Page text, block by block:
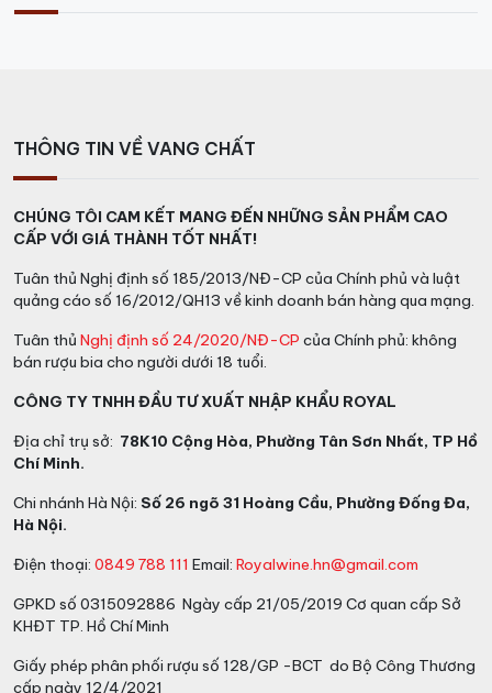
THÔNG TIN VỀ VANG CHẤT
CHÚNG TÔI CAM KẾT MANG ĐẾN NHỮNG SẢN PHẨM CAO
CẤP VỚI GIÁ THÀNH TỐT NHẤT!
Tuân thủ Nghị định số 185/2013/NĐ-CP của Chính phủ và luật
quảng cáo số 16/2012/QH13 về kinh doanh bán hàng qua mạng.
Tuân thủ Nghị định số 24/2020/NĐ-CP của Chính phủ: không
bán rượu bia cho người dưới 18 tuổi.
CÔNG TY TNHH ĐẦU TƯ XUẤT NHẬP KHẨU ROYAL
Địa chỉ trụ sở: 78K10 Cộng Hòa, Phường Tân Sơn Nhất, TP Hồ
Chí Minh.
Chi nhánh Hà Nội: Số 26 ngõ 31 Hoàng Cầu, Phường Đống Đa,
Hà Nội.
Điện thoại: 0849 788 111 Email: Royalwine.hn@gmail.com
GPKD số 0315092886 Ngày cấp 21/05/2019 Cơ quan cấp Sở
KHĐT TP. Hồ Chí Minh
Giấy phép phân phối rượu số 128/GP -BCT do Bộ Công Thương
cấp ngày 12/4/2021